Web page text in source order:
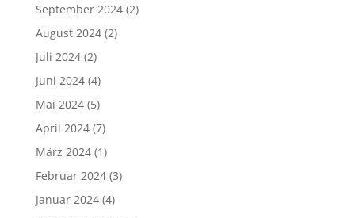
September 2024(2)
August 2024(2)
Juli 2024(2)
Juni 2024(4)
Mai 2024(5)
April 2024(7)
März 2024(1)
Februar 2024(3)
Januar 2024(4)